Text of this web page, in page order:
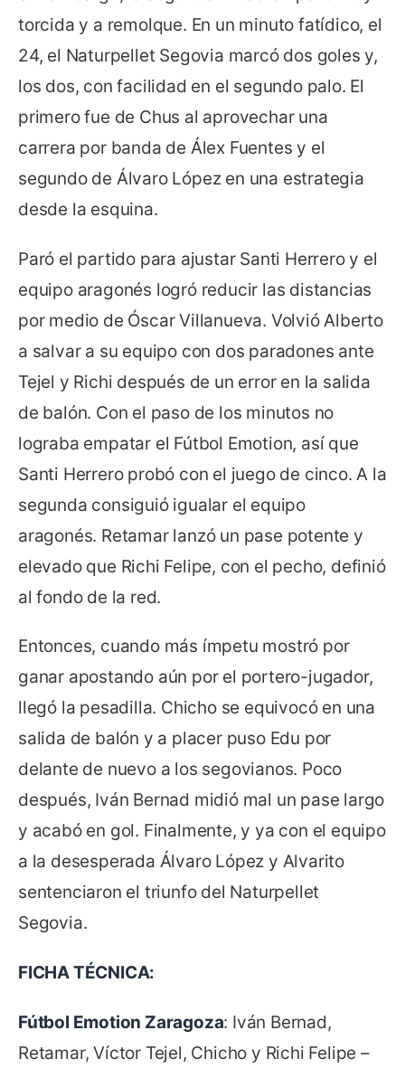
torcida y a remolque. En un minuto fatídico, el
24, el Naturpellet Segovia marcó dos goles y,
los dos, con facilidad en el segundo palo. El
primero fue de Chus al aprovechar una
carrera por banda de Álex Fuentes y el
segundo de Álvaro López en una estrategia
desde la esquina.
Paró el partido para ajustar Santi Herrero y el
equipo aragonés logró reducir las distancias
por medio de Óscar Villanueva. Volvió Alberto
a salvar a su equipo con dos paradones ante
Tejel y Richi después de un error en la salida
de balón. Con el paso de los minutos no
lograba empatar el Fútbol Emotion, así que
Santi Herrero probó con el juego de cinco. A la
segunda consiguió igualar el equipo
aragonés. Retamar lanzó un pase potente y
elevado que Richi Felipe, con el pecho, definió
al fondo de la red.
Entonces, cuando más ímpetu mostró por
ganar apostando aún por el portero-jugador,
llegó la pesadilla. Chicho se equivocó en una
salida de balón y a placer puso Edu por
delante de nuevo a los segovianos. Poco
después, Iván Bernad midió mal un pase largo
y acabó en gol. Finalmente, y ya con el equipo
a la desesperada Álvaro López y Alvarito
sentenciaron el triunfo del Naturpellet
Segovia.
FICHA TÉCNICA:
Fútbol Emotion Zaragoza: Iván Bernad,
Retamar, Víctor Tejel, Chicho y Richi Felipe –